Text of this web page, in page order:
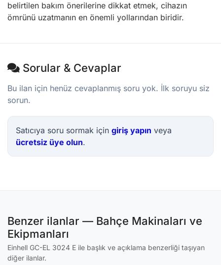
belirtilen bakım önerilerine dikkat etmek, cihazın
ömrünü uzatmanın en önemli yollarından biridir.
Sorular & Cevaplar
Bu ilan için henüz cevaplanmış soru yok. İlk soruyu siz
sorun.
Satıcıya soru sormak için giriş yapın veya
ücretsiz üye olun.
Benzer ilanlar — Bahçe Makinaları ve
Ekipmanları
Einhell GC-EL 3024 E ile başlık ve açıklama benzerliği taşıyan
diğer ilanlar.